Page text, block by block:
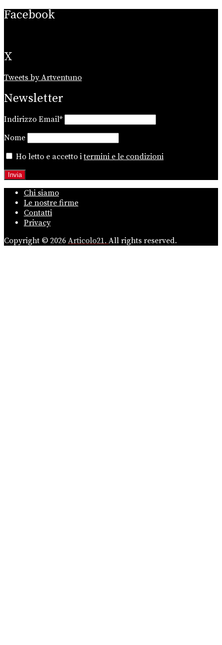
Facebook
X
Tweets by Artventuno
Newsletter
Indirizzo Email*
Nome
Ho letto e accetto itermini e le condizioni
Chi siamo
Le nostre firme
Contatti
Privacy
Copyright © 2026 Articolo21. All rights reserved.